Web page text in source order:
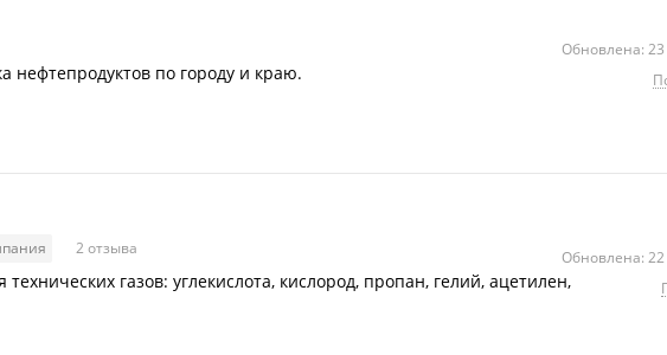
Обновлена: 23
нефтепродуктов по городу и краю.
2 отзыва
Обновлена: 22
газов: углекислота, кислород, пропан, гелий, ацетилен,